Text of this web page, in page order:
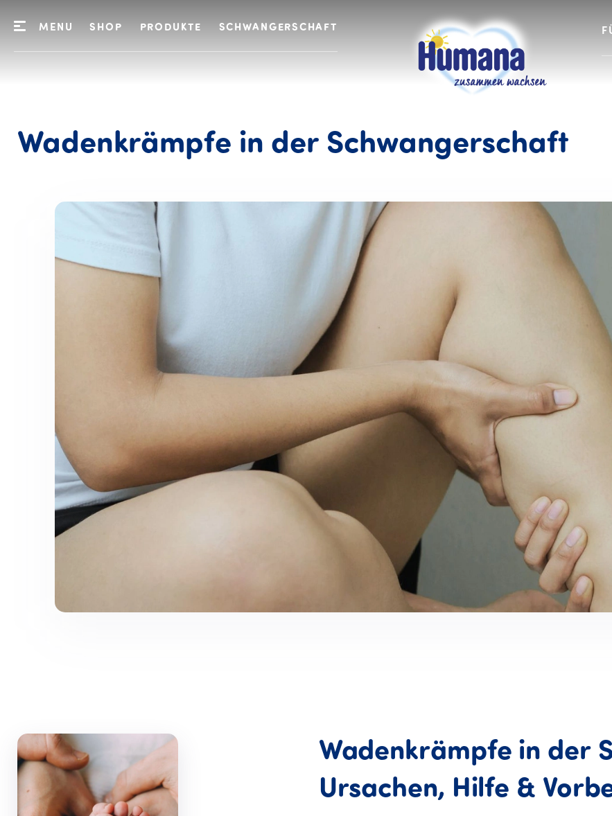
MENU SHOP PRODUKTE SCHWANGERSCHAFT
Wadenkrämpfe in der Schwangerschaft
Wadenkrämpfe in der
Ursachen, Hilfe &